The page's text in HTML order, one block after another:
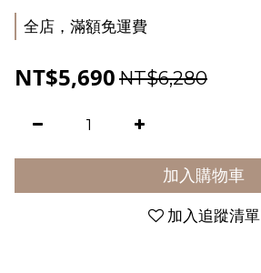
全店，滿額免運費
NT$5,690 NT$6,280
加入購物車
加入追蹤清單